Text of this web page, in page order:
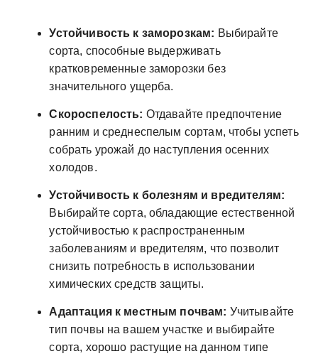
Устойчивость к заморозкам: Выбирайте
сорта, способные выдерживать
кратковременные заморозки без
значительного ущерба.
Скороспелость: Отдавайте предпочтение
ранним и среднеспелым сортам, чтобы успеть
собрать урожай до наступления осенних
холодов.
Устойчивость к болезням и вредителям:
Выбирайте сорта, обладающие естественной
устойчивостью к распространенным
заболеваниям и вредителям, что позволит
снизить потребность в использовании
химических средств защиты.
Адаптация к местным почвам: Учитывайте
тип почвы на вашем участке и выбирайте
сорта, хорошо растущие на данном типе